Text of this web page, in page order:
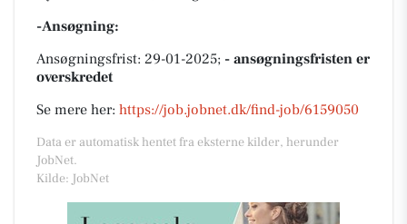
-Ansøgning:
Ansøgningsfrist: 29-01-2025; - ansøgningsfristen er
overskredet
Se mere her: https://job.jobnet.dk/find-job/6159050
Data er automatisk hentet fra eksterne kilder, herunder
JobNet.
Kilde: JobNet